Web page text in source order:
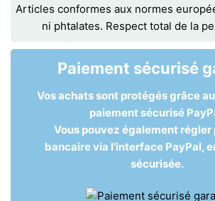
Articles conformes aux normes
ni phtalates. Respect total de la
Paiement sécurisé
Vos achats sont protégés grâce
paiement sécurisé
Vous pouvez également régler
bancaire via l’interface PayPal,
sécurisée.